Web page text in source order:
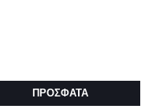
ΠΡΟΣΦΑΤΑ